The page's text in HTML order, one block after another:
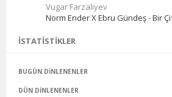
Vugar Farzaliyev
Norm Ender X Ebru Gündeş - Bir
İSTATISTIKLER
BUGÜN DINLENENLER
DÜN DINLENENLER